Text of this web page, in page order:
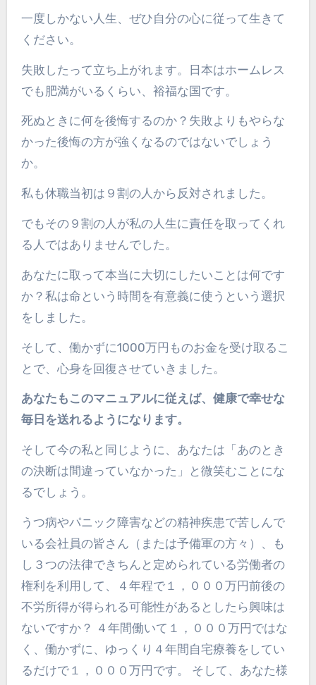
一度しかない人生、ぜひ自分の心に従って生きて
ください。
失敗したって立ち上がれます。日本はホームレス
でも肥満がいるくらい、裕福な国です。
死ぬときに何を後悔するのか？失敗よりもやらな
かった後悔の方が強くなるのではないでしょう
か。
私も休職当初は９割の人から反対されました。
でもその９割の人が私の人生に責任を取ってくれ
る人ではありませんでした。
あなたに取って本当に大切にしたいことは何です
か？私は命という時間を有意義に使うという選択
をしました。
そして、働かずに1000万円ものお金を受け取るこ
とで、心身を回復させていきました。
あなたもこのマニュアルに従えば、健康で幸せな
毎日を送れるようになります。
そして今の私と同じように、あなたは「あのとき
の決断は間違っていなかった」と微笑むことにな
るでしょう。
うつ病やパニック障害などの精神疾患で苦しんで
いる会社員の皆さん（または予備軍の方々）、も
し３つの法律できちんと定められている労働者の
権利を利用して、４年程で１，０００万円前後の
不労所得が得られる可能性があるとしたら興味は
ないですか？ ４年間働いて１，０００万円ではな
く、働かずに、ゆっくり４年間自宅療養をしてい
るだけで１，０００万円です。 そして、あなた様